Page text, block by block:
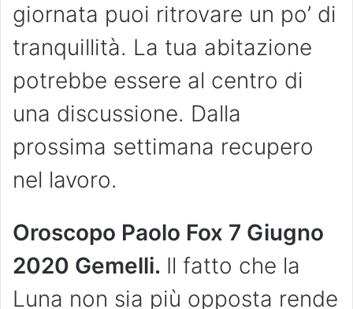
giornata puoi ritrovare un po’ di
tranquillità. La tua abitazione
potrebbe essere al centro di
una discussione. Dalla
prossima settimana recupero
nel lavoro.
Oroscopo Paolo Fox 7 Giugno
2020 Gemelli. Il fatto che la
Luna non sia più opposta rende